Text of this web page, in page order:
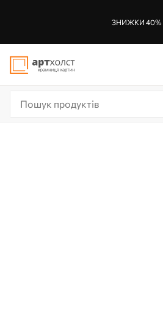
ЗНИЖКИ 40%